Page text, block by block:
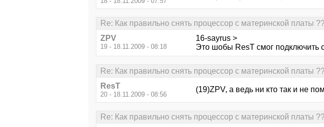
Re: Как правильно снять процессор с материнской платы
ZPV
19 - 18.11.2009 - 08:18
16-sayrus >
Это шобы ResT смог подключить
Re: Как правильно снять процессор с материнской платы
ResT
20 - 18.11.2009 - 08:56
(19)ZPV, а ведь ни кто так и не
Re: Как правильно снять процессор с материнской платы